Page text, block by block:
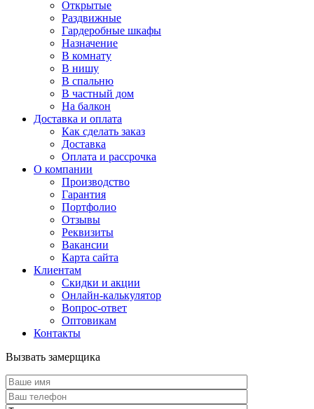
Открытые
Раздвижные
Гардеробные шкафы
Назначение
В комнату
В нишу
В спальню
В частный дом
На балкон
Доставка и оплата
Как сделать заказ
Доставка
Оплата и рассрочка
О компании
Производство
Гарантия
Портфолио
Отзывы
Реквизиты
Вакансии
Карта сайта
Клиентам
Скидки и акции
Онлайн-калькулятор
Вопрос-ответ
Оптовикам
Контакты
Вызвать замерщика